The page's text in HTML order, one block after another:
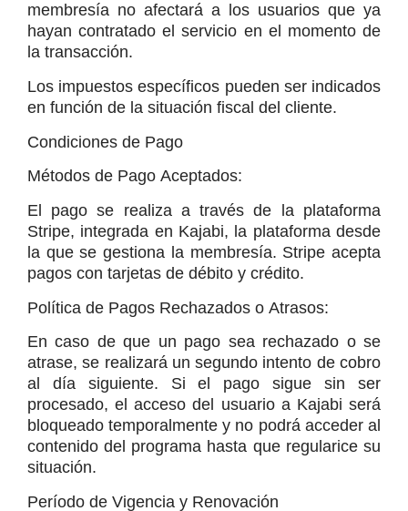
membresía no afectará a los usuarios que ya
hayan contratado el servicio en el momento de
la transacción.
Los impuestos específicos pueden ser indicados
en función de la situación fiscal del cliente.
Condiciones de Pago
Métodos de Pago Aceptados:
El pago se realiza a través de la plataforma
Stripe, integrada en Kajabi, la plataforma desde
la que se gestiona la membresía. Stripe acepta
pagos con tarjetas de débito y crédito.
Política de Pagos Rechazados o Atrasos:
En caso de que un pago sea rechazado o se
atrase, se realizará un segundo intento de cobro
al día siguiente. Si el pago sigue sin ser
procesado, el acceso del usuario a Kajabi será
bloqueado temporalmente y no podrá acceder al
contenido del programa hasta que regularice su
situación.
Período de Vigencia y Renovación